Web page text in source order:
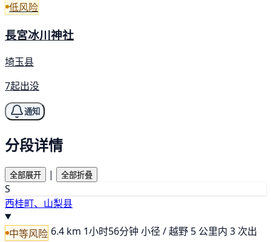
低风险
長宮冰川神社
埼玉县
7起出没
通知
分段详情
全部展开 | 全部折叠
S
西桂町、山梨县
中等风险 6.4 km 1小时56分钟 小径 / 越野 5 公里内 3 次出